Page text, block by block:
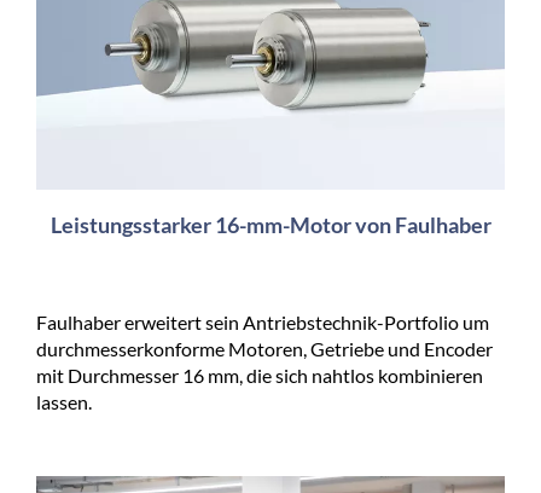
Leistungsstarker 16-mm-Motor von Faulhaber
Faulhaber erweitert sein Antriebstechnik-Portfolio um
durchmesserkonforme Motoren, Getriebe und Encoder
mit Durchmesser 16 mm, die sich nahtlos kombinieren
lassen.